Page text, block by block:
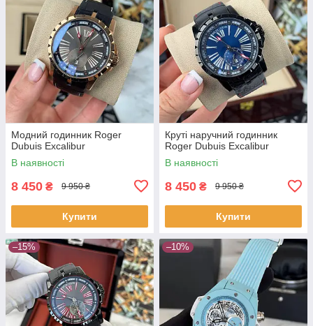
Модний годинник Roger
Dubuis Excalibur
В наявності
8 450 ₴ 9 950 ₴
Купити
Круті наручний годинник
Roger Dubuis Excalibur
В наявності
8 450 ₴ 9 950 ₴
Купити
–15% –10%